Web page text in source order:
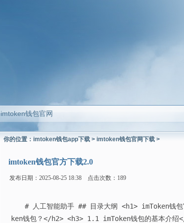
imtoken钱包官网
你的位置： imtoken钱包app下载 > imtoken钱包官网下载 >
imtoken钱包官方下载2.0
发布日期：2025-08-25 18:38 点击次数：189
# 人工智能助手 ## 目录大纲 <h1> imToken钱
ken钱包？</h2> <h3> 1.1 imToken钱包的基本介